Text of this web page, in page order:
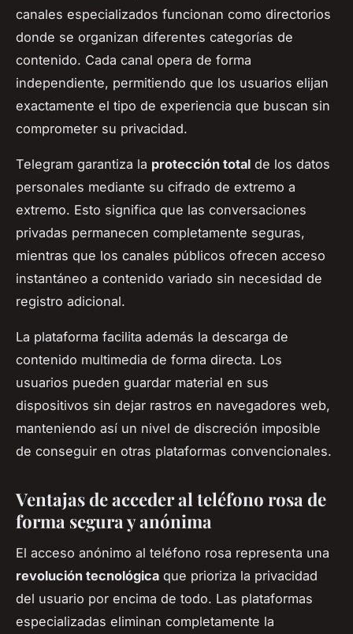
canales especializados funcionan como directorios
donde se organizan diferentes categorías de
contenido. Cada canal opera de forma
independiente, permitiendo que los usuarios elijan
exactamente el tipo de experiencia que buscan sin
comprometer su privacidad.
Telegram garantiza la protección total de los datos
personales mediante su cifrado de extremo a
extremo. Esto significa que las conversaciones
privadas permanecen completamente seguras,
mientras que los canales públicos ofrecen acceso
instantáneo a contenido variado sin necesidad de
registro adicional.
La plataforma facilita además la descarga de
contenido multimedia de forma directa. Los
usuarios pueden guardar material en sus
dispositivos sin dejar rastros en navegadores web,
manteniendo así un nivel de discreción imposible
de conseguir en otras plataformas convencionales.
Ventajas de acceder al teléfono rosa de
forma segura y anónima
El acceso anónimo al teléfono rosa representa una
revolución tecnológica que prioriza la privacidad
del usuario por encima de todo. Las plataformas
especializadas eliminan completamente la